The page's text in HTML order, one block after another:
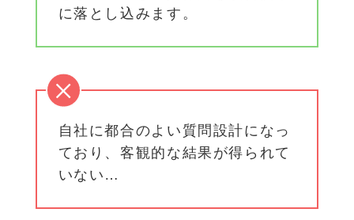
に落とし込みます。
自社に都合のよい質問設計になっ
ており、客観的な結果が得られて
いない…